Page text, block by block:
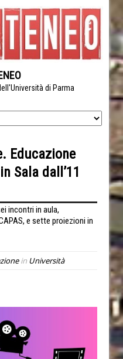
di Parma
Educazione
Sala dall’11
incontri in aula,
e sette proiezioni in
in Università